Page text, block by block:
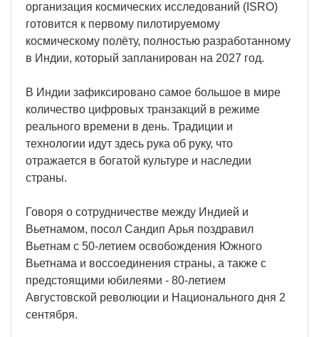
организация космических исследований (ISRO)
готовится к первому пилотируемому
космическому полёту, полностью разработанному
в Индии, который запланирован на 2027 год.
В Индии зафиксировано самое большое в мире
количество цифровых транзакций в режиме
реального времени в день. Традиции и
технологии идут здесь рука об руку, что
отражается в богатой культуре и наследии
страны.
Говоря о сотрудничестве между Индией и
Вьетнамом, посол Сандип Арья поздравил
Вьетнам с 50-летием освобождения Южного
Вьетнама и воссоединения страны, а также с
предстоящими юбилеями - 80-летием
Августовской революции и Национального дня 2
сентября.